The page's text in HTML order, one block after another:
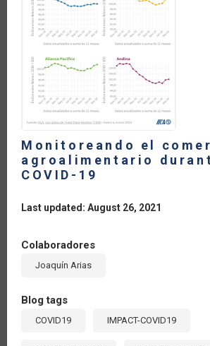
Monitoreando el
agroalimentario
COVID-19
Last updated: August 26, 2021
Colaboradores
Joaquín Arias
Blog tags
COVID19 IMPACT-COVID19